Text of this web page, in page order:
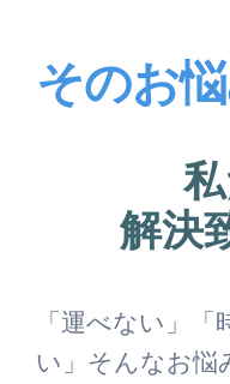
そのお
解決
「運べない」
い」そんなお悩